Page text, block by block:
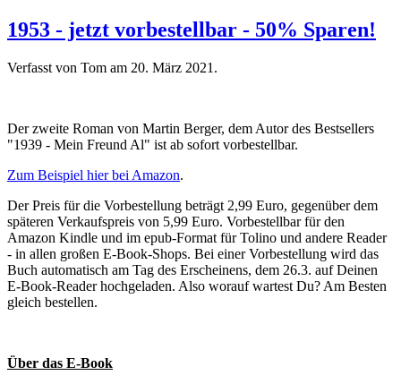
1953 - jetzt vorbestellbar - 50% Sparen!
Verfasst von Tom am 20. März 2021 .
Der zweite Roman von Martin Berger, dem Autor des Bestsellers
"1939 - Mein Freund Al" ist ab sofort vorbestellbar.
Zum Beispiel hier bei Amazon.
Der Preis für die Vorbestellung beträgt 2,99 Euro, gegenüber dem
späteren Verkaufspreis von 5,99 Euro. Vorbestellbar für den
Amazon Kindle und im epub-Format für Tolino und andere Reader
- in allen großen E-Book-Shops. Bei einer Vorbestellung wird das
Buch automatisch am Tag des Erscheinens, dem 26.3. auf Deinen
E-Book-Reader hochgeladen. Also worauf wartest Du? Am Besten
gleich bestellen.
Über das E-Book